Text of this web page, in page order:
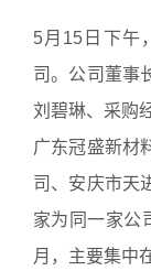
5月15日下午
司。公司董事
刘碧琳、采购
广东冠盛新材
司、安庆市天
家为同一家公
月，主要集中